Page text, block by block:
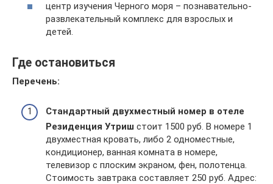
центр изучения Черного моря – познавательно-
развлекательный комплекс для взрослых и
детей.
Где остановиться
Перечень:
Стандартный двухместный номер в отеле
Резиденция Утриш стоит 1500 руб. В номере 1
двухместная кровать, либо 2 одноместные,
кондиционер, ванная комната в номере,
телевизор с плоским экраном, фен, полотенца.
Стоимость завтрака составляет 250 руб. Адрес: